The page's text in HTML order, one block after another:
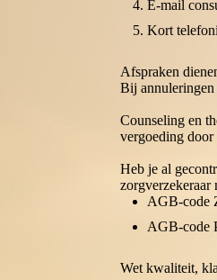
E-mail
Kort
Afspraken
Bij annuleringen
Counseling en
vergoeding door
Heb je al
zorgverzekeraar
AGB-code
AGB-code
Wet kwaliteit,